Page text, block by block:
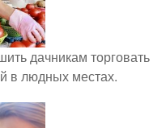
дачникам торговать
в людных местах.